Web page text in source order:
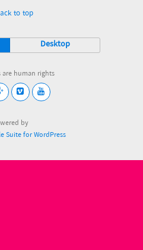
to top
Desktop
are human rights
by
Suite for WordPress